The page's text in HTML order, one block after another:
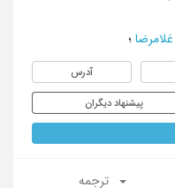
؛
آدرس
پیشنهاد دیگران
ترجمه